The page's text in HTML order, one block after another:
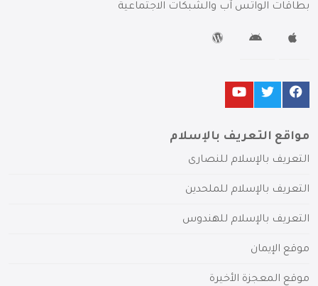
بطاقات الواتس آب والشبكات الاجتماعية
مواقع التعريف بالإسلام
التعريف بالإسلام للنصارى
التعريف بالإسلام للملحدين
التعريف بالإسلام للهندوس
موقع الإيمان
موقع المعجزة الأخيرة